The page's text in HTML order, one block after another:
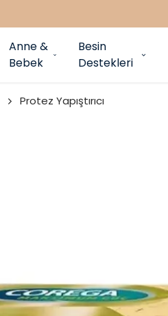
Anne &
Bebek
Besin
Destekleri
Protez Yapıştırıcı